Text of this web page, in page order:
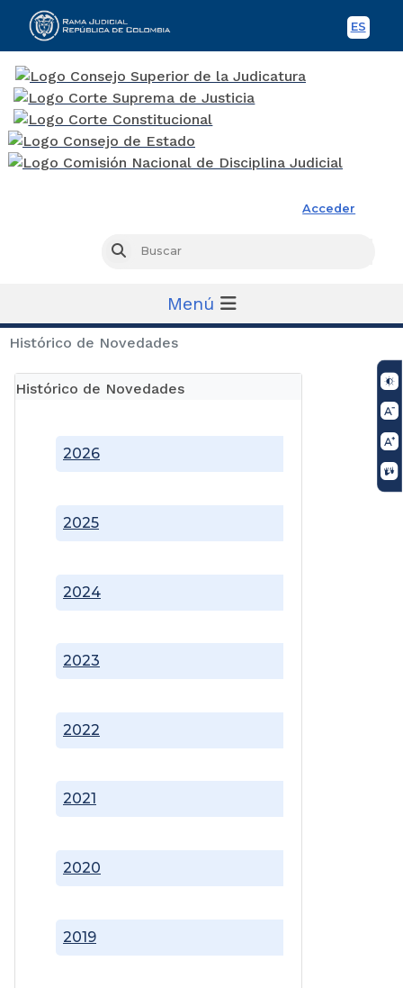
ES
Acceder
Buscar
Menú
Histórico de Novedades
Histórico de Novedades
2019
2020
2021
2022
2023
2024
2025
2026